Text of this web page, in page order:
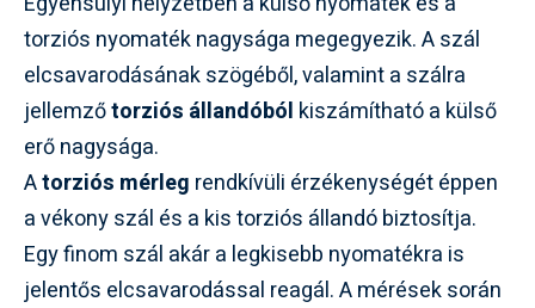
torziós nyomaték nagysága megegyezik. A szál
elcsavarodásának szögéből, valamint a szálra
jellemzőtorziós állandóból kiszámítható a külső
erő nagysága.
Atorziós mérleg rendkívüli érzékenységét éppen
a vékony szál és a kis torziós állandó biztosítja.
Egy finom szál akár a legkisebb nyomatékra is
jelentős elcsavarodással reagál. A mérések során